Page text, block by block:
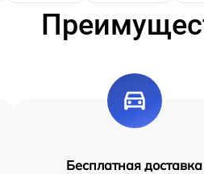
Бесплатная доставка